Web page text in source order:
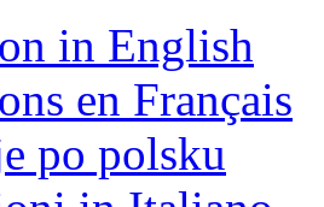
in English
en Français
po polsku